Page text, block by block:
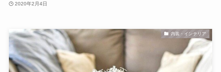
2020年2月4日
内装・インテリア